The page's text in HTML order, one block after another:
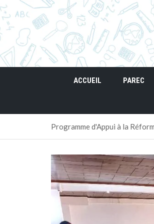
ACCUEIL PAREC
Programme d'Appui à la